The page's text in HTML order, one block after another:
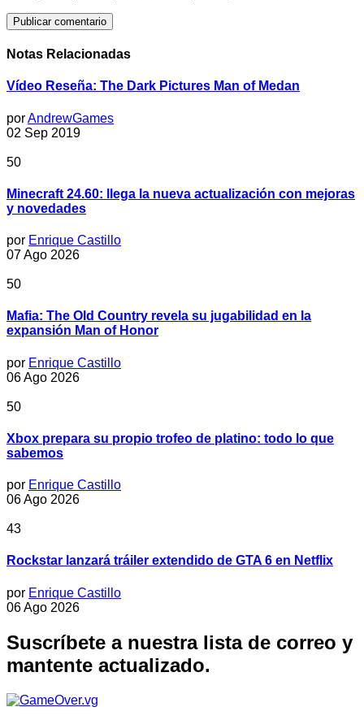
Notas Relacionadas
Vídeo Reseña: The Dark Pictures Man of Medan
porAndrewGames
02 Sep 2019
50
Minecraft 24.60: llega la nueva actualización con mejoras
y novedades
por Enrique Castillo
07 Ago 2026
50
Mafia: The Old Country revela su jugabilidad en la
expansión Man of Honor
por Enrique Castillo
06 Ago 2026
50
Xbox prepara su propio trofeo de platino: todo lo que
sabemos
por Enrique Castillo
06 Ago 2026
43
Rockstar lanzará tráiler extendido de GTA 6 en Netflix
por Enrique Castillo
06 Ago 2026
Suscríbete a nuestra lista de correo y
mantente actualizado.